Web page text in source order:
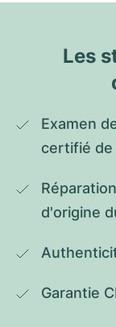
Les
Examen
certifié de
d'origine
Garantie